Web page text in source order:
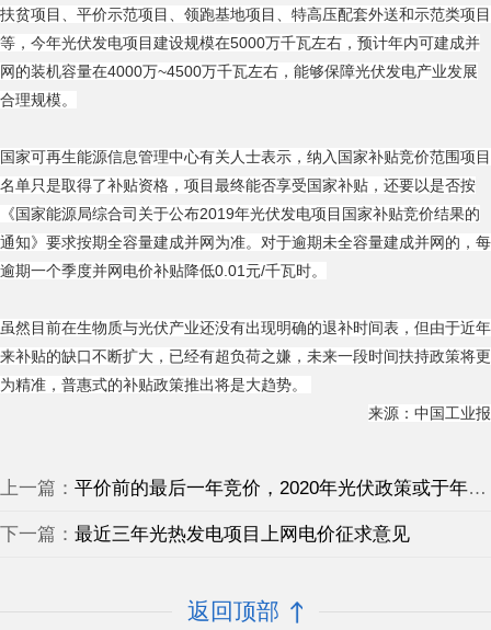
扶贫项目、平价示范项目、领跑基地项目、特高压配套外送和示范类项目
等，今年光伏发电项目建设规模在5000万千瓦左右，预计年内可建成并
网的装机容量在4000万~4500万千瓦左右，能够保障光伏发电产业发展
合理规模。
国家可再生能源信息管理中心有关人士表示，纳入国家补贴竞价范围项目
名单只是取得了补贴资格，项目最终能否享受国家补贴，还要以是否按
《国家能源局综合司关于公布2019年光伏发电项目国家补贴竞价结果的
通知》要求按期全容量建成并网为准。对于逾期未全容量建成并网的，每
逾期一个季度并网电价补贴降低0.01元/千瓦时。
虽然目前在生物质与光伏产业还没有出现明确的退补时间表，但由于近年
来补贴的缺口不断扩大，已经有超负荷之嫌，未来一段时间扶持政策将更
为精准，普惠式的补贴政策推出将是大趋势。
来源：中国工业报
上一篇： 平价前的最后一年竞价，2020年光伏政策或于年底前出台
下一篇： 最近三年光热发电项目上网电价征求意见
返回顶部